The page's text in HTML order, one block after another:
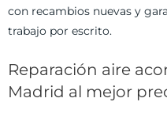
con recambios nuevas y
trabajo por escrito.
Reparación aire
Madrid al mejor